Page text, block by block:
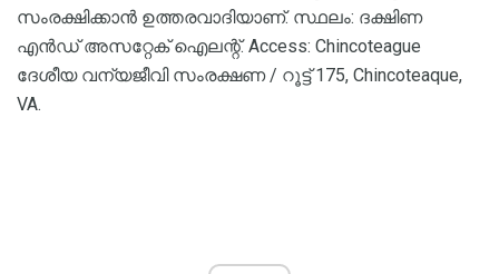
സംരക്ഷിക്കാൻ ഉത്തരവാദിയാണ്. സ്ഥലം: ദക്ഷിണ
എൻഡ് അസറ്റേക് ഐലന്റ്. Access: Chincoteague
ദേശീയ വന്യജീവി സംരക്ഷണ / റൂട്ട് 175, Chincoteaque,
VA.